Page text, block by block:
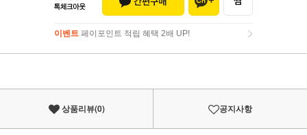
이벤트 페이포인트 적립 혜택 2배 UP!
이벤트페이포인트 적립 혜택 2배 UP!
상품리뷰(0) 공지사항